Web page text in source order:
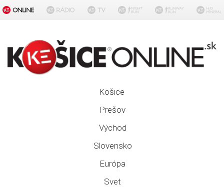
Košice
Prešov
Východ
Slovensko
Európa
Svet